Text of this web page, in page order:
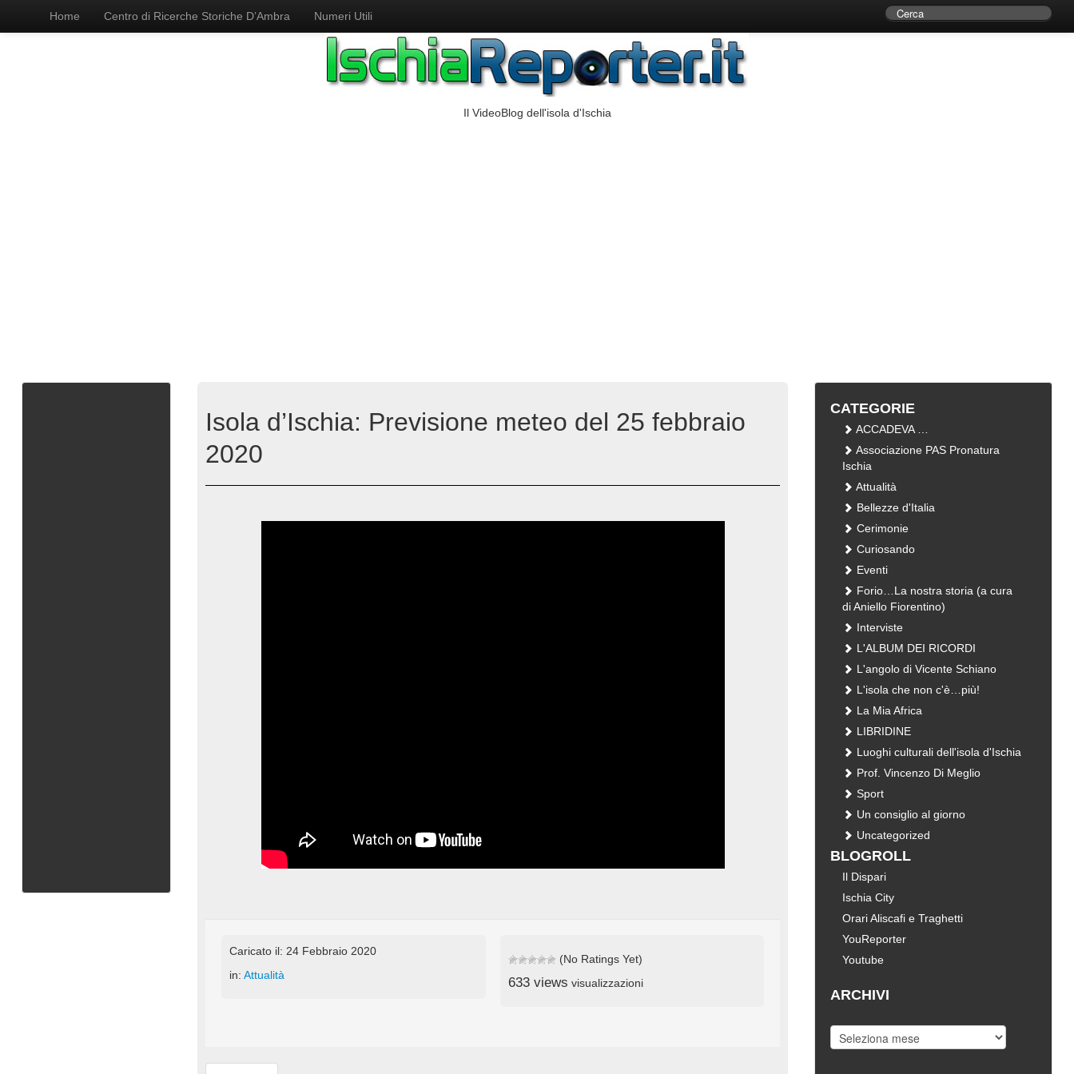
Home Centro di Ricerche Storiche D’Ambra Numeri Utili
Il VideoBlog dell'isola d'Ischia
Isola d’Ischia: Previsione meteo del 25 febbraio
2020
Caricato il: 24 Febbraio 2020
in:Attualità
(No Ratings Yet)
633 views visualizzazioni
CATEGORIE
ACCADEVA …
Associazione PAS Pronatura
Ischia
Attualità
Bellezze d'Italia
Cerimonie
Curiosando
Eventi
Forio…La nostra storia (a cura
di Aniello Fiorentino)
Interviste
L'ALBUM DEI RICORDI
L'angolo di Vicente Schiano
L'isola che non c'è…più!
La Mia Africa
LIBRIDINE
Luoghi culturali dell'isola d'Ischia
Prof. Vincenzo Di Meglio
Sport
Un consiglio al giorno
Uncategorized
BLOGROLL
Il Dispari
Ischia City
Orari Aliscafi e Traghetti
YouReporter
Youtube
ARCHIVI